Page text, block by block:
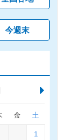
今週末
金 土
1